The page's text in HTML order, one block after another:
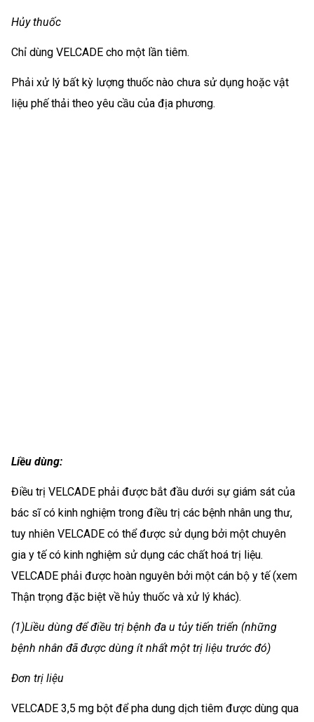
Hủy thuốc
Chỉ dùng VELCADE cho một lần tiêm.
Phải xử lý bất kỳ lượng thuốc nào chưa sử dụng hoặc vật
liệu phế thải theo yêu cầu của địa phương.
Liều dùng:
Điều trị VELCADE phải được bắt đầu dưới sự giám sát của
bác sĩ có kinh nghiệm trong điều trị các bệnh nhân ung thư,
tuy nhiên VELCADE có thể được sử dụng bởi một chuyên
gia y tế có kinh nghiệm sử dụng các chất hoá trị liệu.
VELCADE phải được hoàn nguyên bởi một cán bộ y tế (xem
Thận trọng đặc biệt về hủy thuốc và xử lý khác).
(1)Liều dùng để điều trị bệnh đa u tủy tiến triển (những
bệnh nhân đã được dùng ít nhất một trị liệu trước đó)
Đơn trị liệu
VELCADE 3,5 mg bột để pha dung dịch tiêm được dùng qua